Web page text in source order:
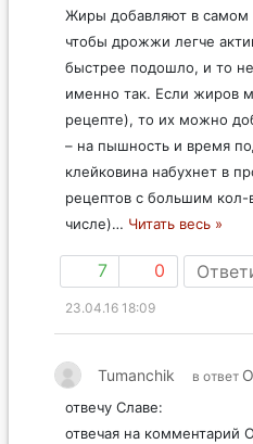
Жиры добавляют в самом
чтобы дрожжи легче
быстрее подошло, и то
именно так. Если жиров
рецепте), то их можно
– на пышность и время
клейковина набухнет в
рецептов с большим
числе)… Читать весь »
7 0
23.04.16 18:09
Tumanchik в ответ
отвечу Славе:
отвечая на комментарий